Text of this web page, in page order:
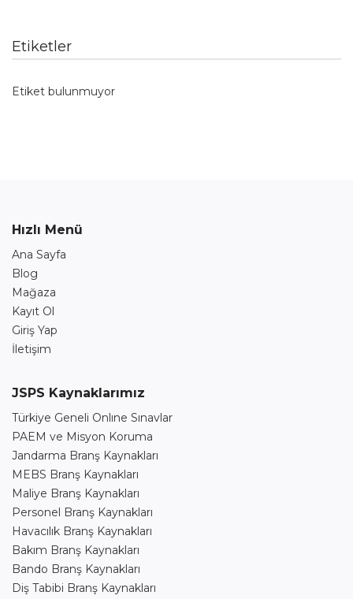
Etiketler
Etiket bulunmuyor
Hızlı Menü
Ana Sayfa
Blog
Mağaza
Kayıt Ol
Giriş Yap
İletişim
JSPS Kaynaklarımız
Türkiye Geneli Onlıne Sınavlar
PAEM ve Misyon Koruma
Jandarma Branş Kaynakları
MEBS Branş Kaynakları
Maliye Branş Kaynakları
Personel Branş Kaynakları
Havacılık Branş Kaynakları
Bakım Branş Kaynakları
Bando Branş Kaynakları
Diş Tabibi Branş Kaynakları